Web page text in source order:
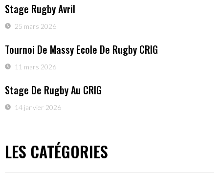
Stage Rugby Avril
25 mars 2026
Tournoi De Massy Ecole De Rugby CRIG
11 mars 2026
Stage De Rugby Au CRIG
14 janvier 2026
LES CATÉGORIES